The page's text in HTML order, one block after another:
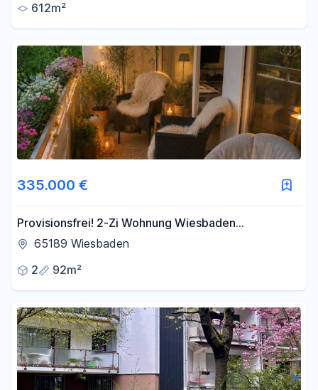
612m²
335.000 €
Provisionsfrei! 2-Zi Wohnung Wiesbaden
Kurparkblick 2 Balkone TG
65189 Wiesbaden
2
92m²